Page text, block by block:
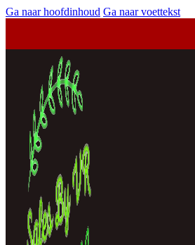
Ga naar hoofdinhoud Ga naar voettekst